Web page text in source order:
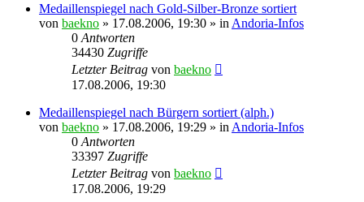
Medaillenspiegel nach Gold-Silber-Bronze sortiert
von baekno » 17.08.2006, 19:30 » in Andoria-Infos
0 Antworten
34430 Zugriffe
Letzter Beitrag von baekno
17.08.2006, 19:30
Medaillenspiegel nach Bürgern sortiert (alph.)
von baekno » 17.08.2006, 19:29 » in Andoria-Infos
0 Antworten
33397 Zugriffe
Letzter Beitrag von baekno
17.08.2006, 19:29